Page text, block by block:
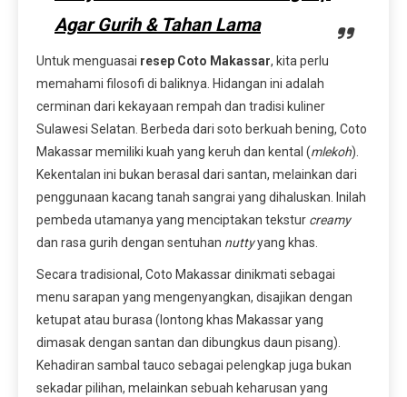
Agar Gurih & Tahan Lama
Untuk menguasai resep Coto Makassar, kita perlu
memahami filosofi di baliknya. Hidangan ini adalah
cerminan dari kekayaan rempah dan tradisi kuliner
Sulawesi Selatan. Berbeda dari soto berkuah bening, Coto
Makassar memiliki kuah yang keruh dan kental (mlekoh).
Kekentalan ini bukan berasal dari santan, melainkan dari
penggunaan kacang tanah sangrai yang dihaluskan. Inilah
pembeda utamanya yang menciptakan tekstur creamy
dan rasa gurih dengan sentuhan nuttyyang khas.
Secara tradisional, Coto Makassar dinikmati sebagai
menu sarapan yang mengenyangkan, disajikan dengan
ketupat atau burasa (lontong khas Makassar yang
dimasak dengan santan dan dibungkus daun pisang).
Kehadiran sambal tauco sebagai pelengkap juga bukan
sekadar pilihan, melainkan sebuah keharusan yang